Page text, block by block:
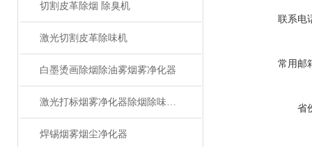
切割皮革除烟 除臭机
激光切割皮革除味机
白墨烫画除烟除油雾烟雾净化器
激光打标烟雾净化器除烟除味设备
焊锡烟雾烟尘净化器
联系电
常用邮
省